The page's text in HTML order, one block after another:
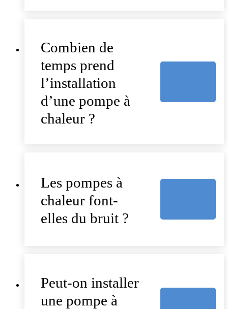
Combien de
temps prend
l’installation
d’une pompe à
chaleur ?
Les pompes à
chaleur font-
elles du bruit ?
Peut-on installer
une pompe à